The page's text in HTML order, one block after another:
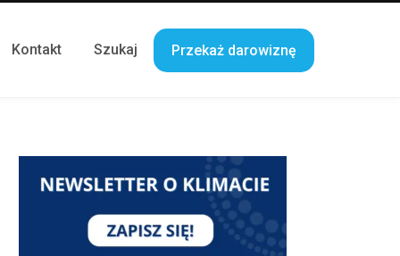
Kontakt Szukaj Przekaż darowiznę